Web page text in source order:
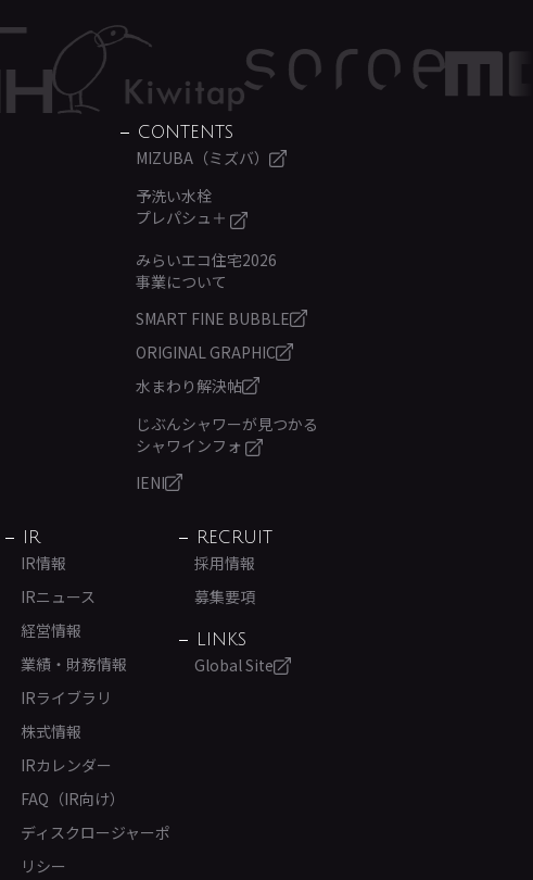
CONTENTS
MIZUBA（ミズバ）
予洗い水栓
プレパシュ＋
みらいエコ住宅2026
事業について
SMART FINE BUBBLE
ORIGINAL GRAPHIC
水まわり解決帖
じぶんシャワーが見つかる
シャワインフォ
IENI
IR
IR情報
IRニュース
経営情報
業績・財務情報
IRライブラリ
株式情報
IRカレンダー
FAQ（IR向け）
ディスクロージャーポ
リシー
RECRUIT
採用情報
募集要項
LINKS
Global Site